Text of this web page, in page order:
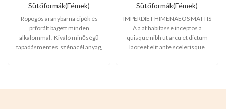
Sütőformák(Fémek)
Ropogós aranybarna cipók és
prforált bagett minden
alkalommal . Kiváló minőségű
tapadásmentes szénacél anyag,
Finom és sima krimpelő
Sütőformák(Fémek)
IMPERDIET HIMENAEOS MATTIS
A a at habitasse inceptos a
quisque nibh ut arcu et dictum
laoreet elit ante scelerisque